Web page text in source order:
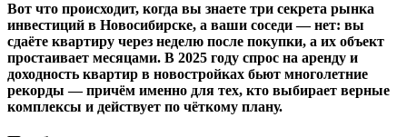
Вот что происходит, когда вы знаете три секрета рынка
инвестиций в Новосибирске, а ваши соседи — нет: вы
сдаёте квартиру через неделю после покупки, а их объект
простаивает месяцами. В 2025 году спрос на аренду и
доходность квартир в новостройках бьют многолетние
рекорды — причём именно для тех, кто выбирает верные
комплексы и действует по чёткому плану.